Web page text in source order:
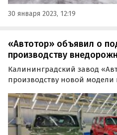
30 января 2023, 12:19
«Автотор» объявил о
производству
Калининградский завод
производству новой модели
долгожданный рамный